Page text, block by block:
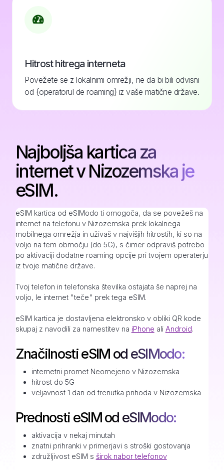
Hitrost hitrega interneta
Povežete se z lokalnimi omrežji, ne da bi bili odvisni
od {operatorul de roaming} iz vaše matične države.
Najboljša kartica za
internet v Nizozemska je
eSIM.
eSIM kartica od eSIModo ti omogoča, da se povežeš na
internet na telefonu v Nizozemska prek lokalnega
mobilnega omrežja in uživaš v najvišjih hitrostih, ki so na
voljo na tem območju (do 5G), s čimer odpraviš potrebo
po aktivaciji dodatne roaming opcije pri tvojem operaterju
iz tvoje matične države.
Tvoj telefon in telefonska številka ostajata še naprej na
voljo, le internet "teče" prek tega eSIM.
eSIM kartica je dostavljena elektronsko v obliki QR kode
skupaj z navodili za namestitev na iPhone ali Android.
Značilnosti eSIM od eSIModo:
internetni promet Neomejeno v Nizozemska
hitrost do 5G
veljavnost 1 dan od trenutka prihoda v Nizozemska
Prednosti eSIM od eSIModo:
aktivacija v nekaj minutah
znatni prihranki v primerjavi s stroški gostovanja
združljivost eSIM s širok nabor telefonov